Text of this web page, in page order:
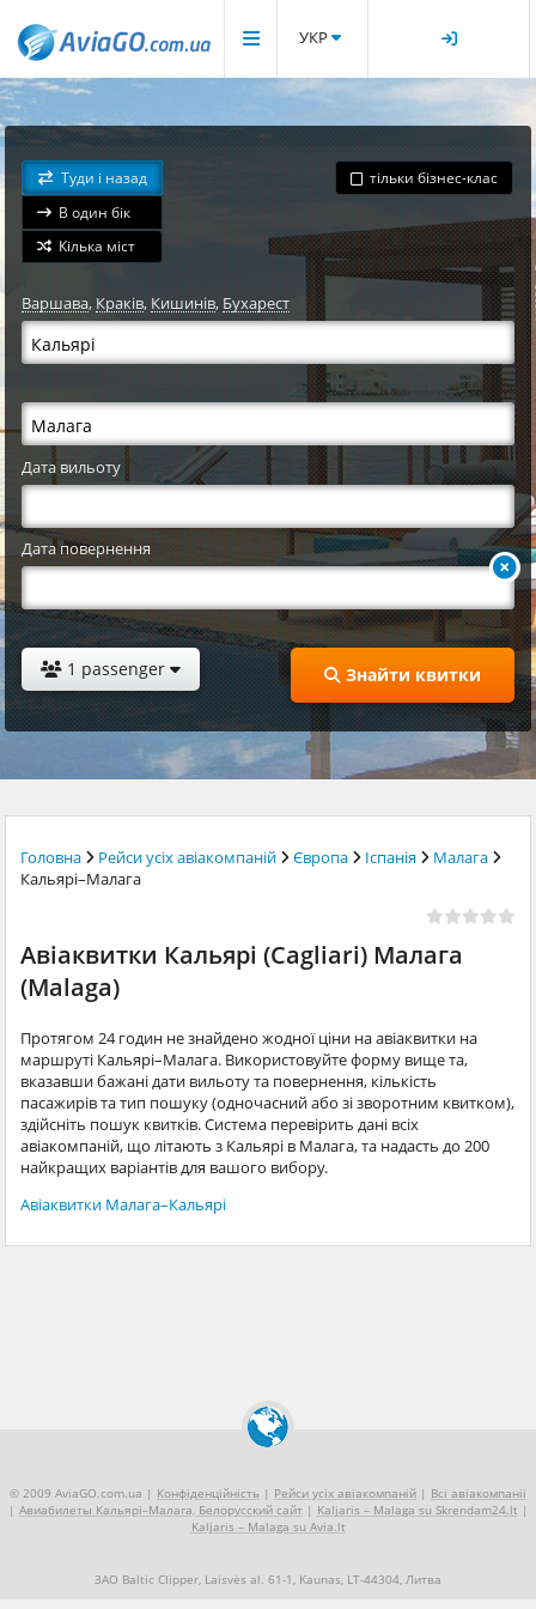
УКР
Туди і назад
В один бік
Кілька міст
тільки бізнес-клас
Варшава,Краків, Кишинів, Бухарест
Дата вильоту
Дата повернення
1 passenger Знайти квитки
Головна Рейси усіх авіакомпаній Європа Іспанія
Малага
Кальярі–Малага
Авіаквитки Кальярі (Cagliari) Малага
(Malaga)
Протягом 24 годин не знайдено жодної ціни на авіаквитки на
маршруті Кальярі–Малага. Використовуйте форму вище та,
вказавши бажані дати вильоту та повернення, кількість
пасажирів та тип пошуку (одночасний або зі зворотним квитком),
здійсніть пошук квитків. Система перевірить дані всіх
авіакомпаній, що літають з Кальярі в Малага, та надасть до 200
найкращих варіантів для вашого вибору.
Авіаквитки Малага–Кальярі
© 2009 AviaGO.com.ua | Конфіденційність | Рейси усіх авіакомпаній | Всі авіакомпанії
| Авиабилеты Кальярі–Малага, Белорусский сайт| Kaljaris – Malaga su Skrendam24.lt |
Kaljaris – Malaga su Avia.lt
ЗАО Baltic Clipper, Laisvės al. 61-1, Kaunas, LT-44304, Литва